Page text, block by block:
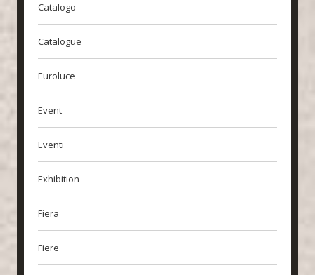
Catalogo
Catalogue
Euroluce
Event
Eventi
Exhibition
Fiera
Fiere